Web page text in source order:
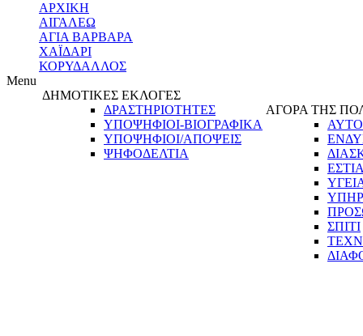
ΑΡΧΙΚΗ
ΑΙΓΑΛΕΩ
ΑΓΙΑ ΒΑΡΒΑΡΑ
ΧΑΪΔΑΡΙ
ΚΟΡΥΔΑΛΛΟΣ
Menu
ΔΗΜΟΤΙΚΕΣ ΕΚΛΟΓΕΣ
ΔΡΑΣΤΗΡΙΟΤΗΤΕΣ
ΥΠΟΨΗΦΙΟΙ-ΒΙΟΓΡΑΦΙΚΑ
ΥΠΟΨΗΦΙΟΙ/ΑΠΟΨΕΙΣ
ΨΗΦΟΔΕΛΤΙΑ
ΑΓΟΡΑ ΤΗΣ
ΣΠΙΤΙ